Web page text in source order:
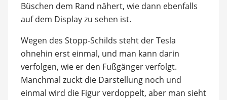
Büschen dem Rand nähert, wie dann ebenfalls
auf dem Display zu sehen ist.
Wegen des Stopp-Schilds steht der Tesla
ohnehin erst einmal, und man kann darin
verfolgen, wie er den Fußgänger verfolgt.
Manchmal zuckt die Darstellung noch und
einmal wird die Figur verdoppelt, aber man sieht